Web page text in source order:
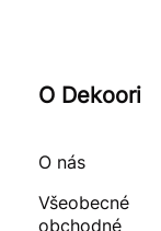
O Dekoori
O nás
Všeobecné
obchodné